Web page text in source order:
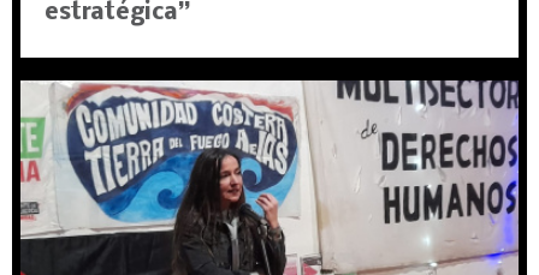
estratégica”